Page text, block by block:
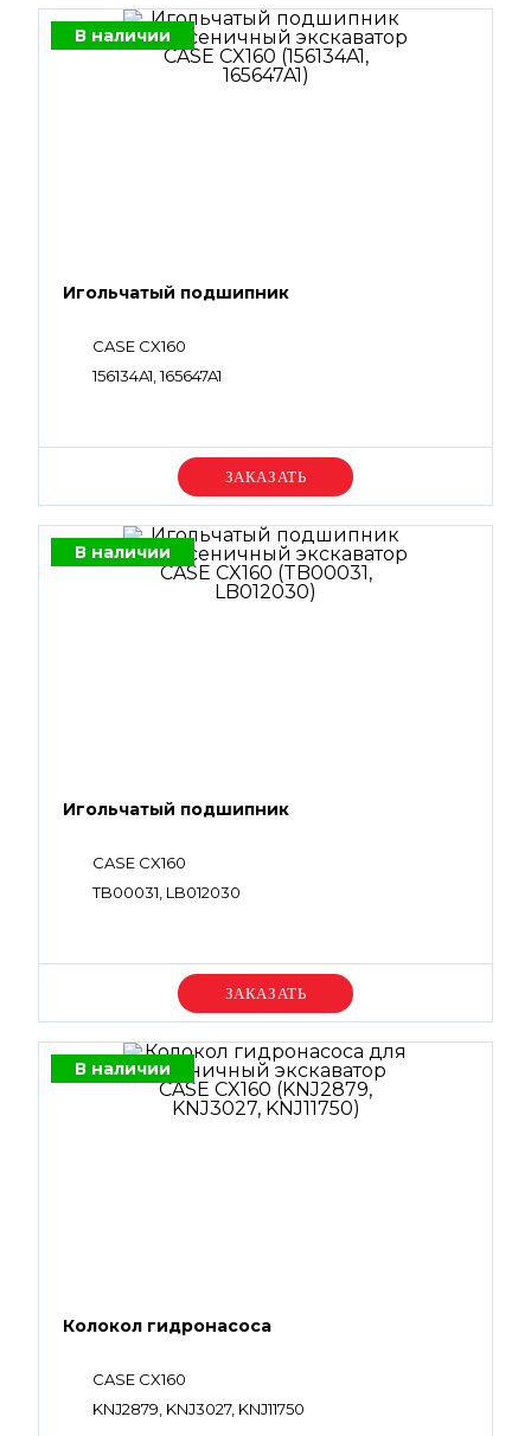
В наличии
Игольчатый подшипник
CASE CX160
156134A1, 165647A1
Уточняйте цену
В наличии
Игольчатый подшипник
CASE CX160
TB00031, LB012030
Уточняйте цену
В наличии
Колокол гидронасоса
CASE CX160
KNJ2879, KNJ3027, KNJ11750